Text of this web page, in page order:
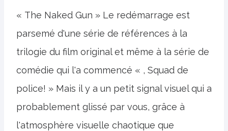
« The Naked Gun » Le redémarrage est
parsemé d'une série de références à la
trilogie du film original et même à la série de
comédie qui l'a commencé « , Squad de
police! » Mais il y a un petit signal visuel qui a
probablement glissé par vous, grâce à
l'atmosphère visuelle chaotique que